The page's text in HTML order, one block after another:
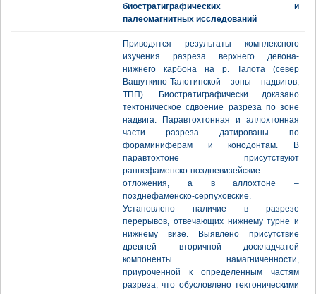
биостратиграфических и
палеомагнитных исследований
Приводятся результаты комплексного
изучения разреза верхнего девона-
нижнего карбона на р. Талота (север
Вашуткино-Талотинской зоны надвигов,
ТПП). Биостратиграфически доказано
тектоническое сдвоение разреза по зоне
надвига. Паравтохтонная и аллохтонная
части разреза датированы по
фораминиферам и конодонтам. В
паравтохтоне присутствуют
раннефаменско-поздневизейские
отложения, а в аллохтоне –
позднефаменско-серпуховские.
Установлено наличие в разрезе
перерывов, отвечающих нижнему турне и
нижнему визе. Выявлено присутствие
древней вторичной доскладчатой
компоненты намагниченности,
приуроченной к определенным частям
разреза, что обусловлено тектоническими